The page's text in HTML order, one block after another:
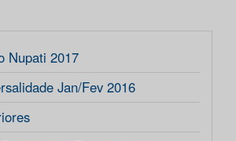
Nupati 2017
Jan/Fev 2016